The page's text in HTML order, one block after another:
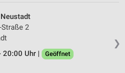
❯
2
20:00 Uhr |
Geöffnet